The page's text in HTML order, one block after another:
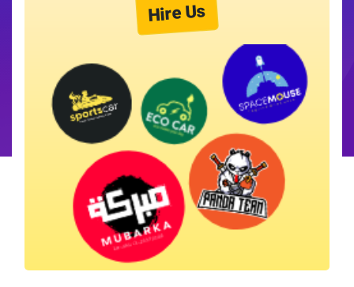
Hire Us